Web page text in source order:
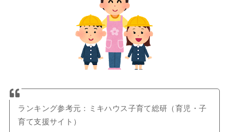
ランキング参考元：ミキハウス子育て総研（育児・子
育て支援サイト）